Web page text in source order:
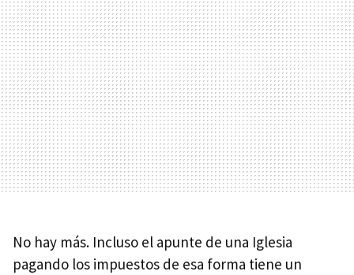
No hay más. Incluso el apunte de una Iglesia
pagando los impuestos de esa forma tiene un